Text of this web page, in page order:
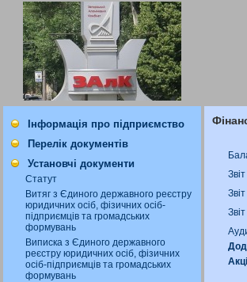
Інформація про підприємство
Перелік документів
Установчі документи
Статут
Витяг з Єдиного державного реєстру
юридичних осіб, фізичних осіб-
підприємців та громадських
формувань
Виписка з Єдиного державного
реєстру юридичних осіб, фізичних
осіб-підприємців та громадських
формувань